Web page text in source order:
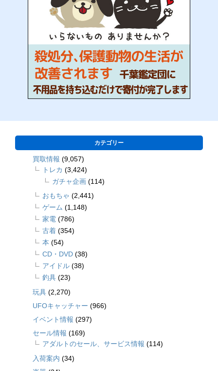
カテゴリー
買取情報 (9,057)
トレカ (3,424)
ガチャ企画 (114)
おもちゃ (2,441)
ゲーム (1,148)
家電 (786)
古着 (354)
本 (54)
CD・DVD (38)
アイドル (38)
釣具 (23)
玩具 (2,270)
UFOキャッチャー (966)
イベント情報 (297)
セール情報 (169)
アダルトのセール、サービス情報 (114)
入荷案内 (34)